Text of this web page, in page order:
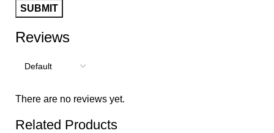
Reviews
There are no reviews yet.
Related Products